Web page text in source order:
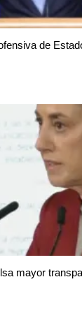
de
mayor